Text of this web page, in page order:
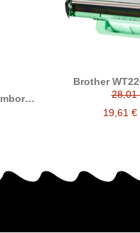
Brother
residual28,01
19,61 €